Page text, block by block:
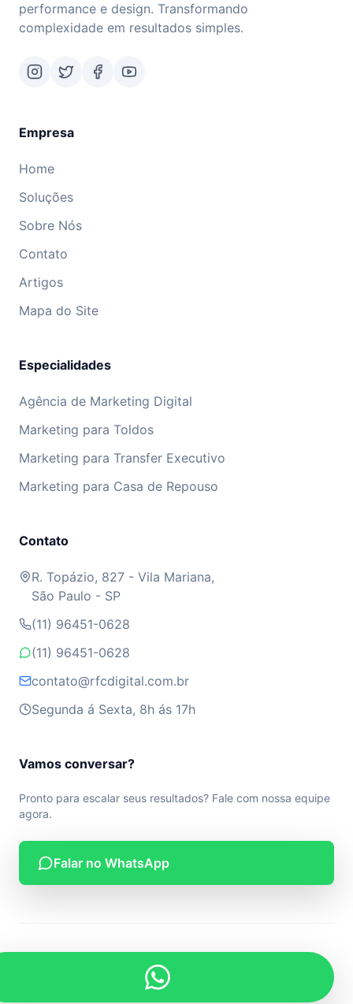
performance e design. Transformando
complexidade em resultados simples.
Empresa
Home
Soluções
Sobre Nós
Contato
Artigos
Mapa do Site
Especialidades
Agência de Marketing Digital
Marketing para Toldos
Marketing para Transfer Executivo
Marketing para Casa de Repouso
Contato
R. Topázio, 827 - Vila Mariana,
São Paulo - SP
(11) 96451-0628
(11) 96451-0628
contato@rfcdigital.com.br
Segunda á Sexta, 8h ás 17h
Vamos conversar?
Pronto para escalar seus resultados? Fale com nossa equipe
agora.
Falar no WhatsApp
Desenvolvido por RF Digital.
Privacidade